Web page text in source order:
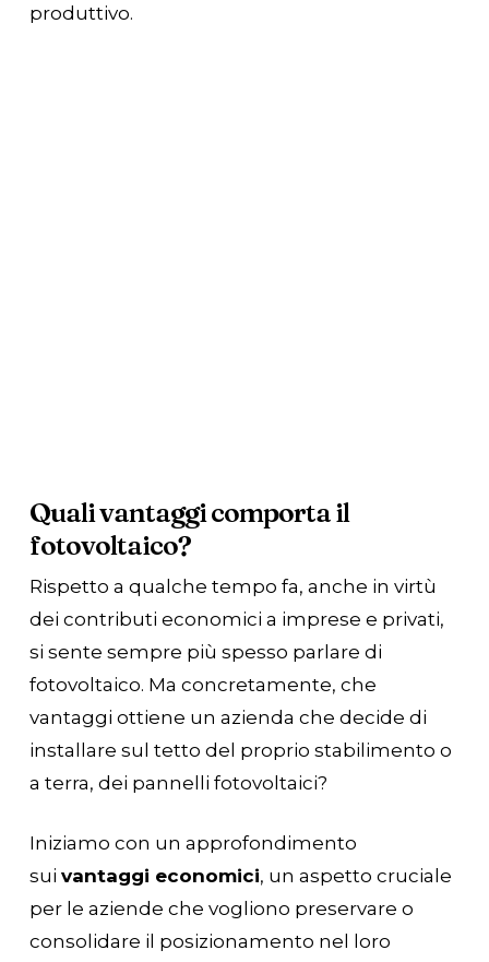
produttivo.
Quali vantaggi comporta il
fotovoltaico?
Rispetto a qualche tempo fa, anche in virtù
dei contributi economici a imprese e privati,
si sente sempre più spesso parlare di
fotovoltaico. Ma concretamente, che
vantaggi ottiene un azienda che decide di
installare sul tetto del proprio stabilimento o
a terra, dei pannelli fotovoltaici?
Iniziamo con un approfondimento
sui vantaggi economici, un aspetto cruciale
per le aziende che vogliono preservare o
consolidare il posizionamento nel loro